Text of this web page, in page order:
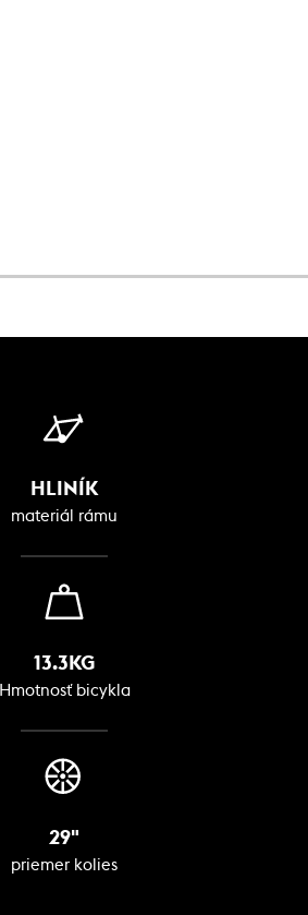
HLINÍK
materiál rámu
13.3KG
Hmotnosť bicykla
29"
priemer kolies